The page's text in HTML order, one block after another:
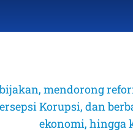
mendorong
Korupsi, dan
ekonomi, hingga